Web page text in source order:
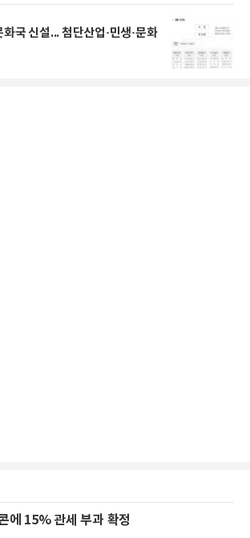
국 신설... 첨단산업·민생·문화
에 15% 관세 부과 확정